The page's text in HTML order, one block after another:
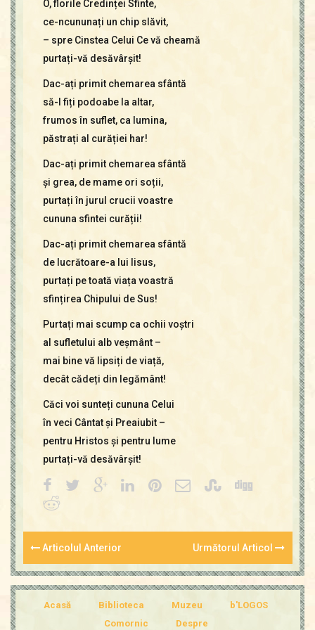
Icoane
Mărgăritare
Glosar
Contact
O, florile Credinței Sfinte,
ce-ncununați un chip slăvit,
– spre Cinstea Celui Ce vă cheamă
purtați-vă desăvârșit!
Dac-ați primit chemarea sfântă
să-I fiți podoabe la altar,
frumos în suflet, ca lumina,
păstrați al curăției har!
Dac-ați primit chemarea sfântă
și grea, de mame ori soții,
purtați în jurul crucii voastre
cununa sfintei curății!
Dac-ați primit chemarea sfântă
de lucrătoare-a lui Iisus,
purtați pe toată viața voastră
sfințirea Chipului de Sus!
Purtați mai scump ca ochii voștri
al sufletului alb veșmânt –
mai bine vă lipsiți de viață,
decât cădeți din legământ!
Căci voi sunteți cununa Celui
în veci Cântat și Preaiubit –
pentru Hristos și pentru lume
purtați-vă desăvârșit!
Articolul Anterior Următorul Articol
Acasă Biblioteca Muzeu
b'LOGOS
Comornic
Despre